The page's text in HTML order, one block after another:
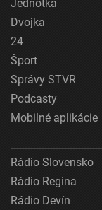
Jednotka
Dvojka
24
Šport
Správy STVR
Podcasty
Mobilné aplikácie
Rádio Slovensko
Rádio Regina
Rádio Devín